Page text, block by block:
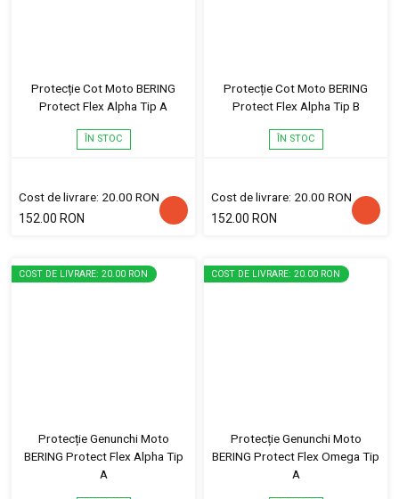
Protecție Cot Moto BERING
Protect Flex Alpha Tip A
ÎN STOC
Cost de livrare: 20.00 RON
152.00 RON
Protecție Cot Moto BERING
Protect Flex Alpha Tip B
ÎN STOC
Cost de livrare: 20.00 RON
152.00 RON
COST DE LIVRARE: 20.00 RON
Protecție Genunchi Moto
BERING Protect Flex Alpha Tip
A
COST DE LIVRARE: 20.00 RON
Protecție Genunchi Moto
BERING Protect Flex Omega Tip
A